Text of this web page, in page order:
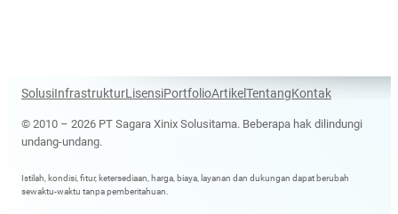
SolusiInfrastrukturLisensiPortfolioArtikelTentangKontak
© 2010 – 2026 PT Sagara Xinix Solusitama. Beberapa hak dilindungi
undang-undang.
Istilah, kondisi, fitur, ketersediaan, harga, biaya, layanan dan dukungan dapat berubah
sewaktu-waktu tanpa pemberitahuan.